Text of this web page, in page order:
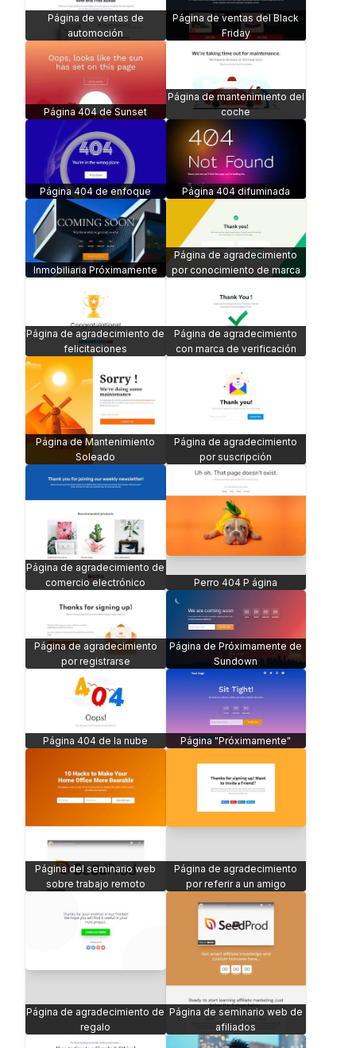
Página de ventas de
automoción
Página de ventas del Black
Friday
Página 404 de Sunset
Página de mantenimiento del
coche
Página 404 de enfoque Página 404 difuminada
Inmobiliaria Próximamente
Página de agradecimiento
por conocimiento de marca
Página de agradecimiento de
felicitaciones
Página de agradecimiento
con marca de verificación
Página de Mantenimiento
Soleado
Página de agradecimiento
por suscripción
Página de agradecimiento de
comercio electrónico
Perro 404 P ágina
Página de agradecimiento
por registrarse
Página de Próximamente de
Sundown
Página 404 de la nube Página "Próximamente"
Página del seminario web
sobre trabajo remoto
Página de agradecimiento
por referir a un amigo
Página de agradecimiento de
regalo
Página de seminario web de
afiliados